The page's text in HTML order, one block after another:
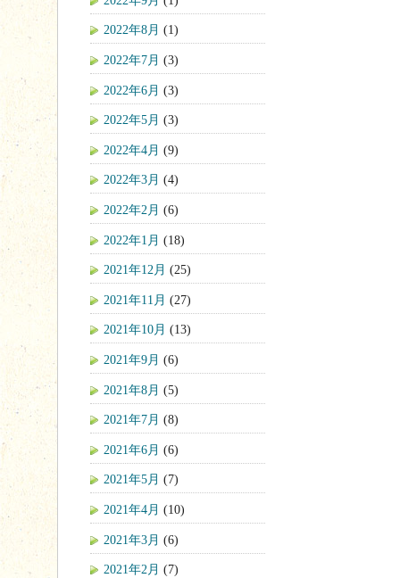
2022年8月 (1)
2022年7月 (3)
2022年6月 (3)
2022年5月 (3)
2022年4月 (9)
2022年3月 (4)
2022年2月 (6)
2022年1月 (18)
2021年12月 (25)
2021年11月 (27)
2021年10月 (13)
2021年9月 (6)
2021年8月 (5)
2021年7月 (8)
2021年6月 (6)
2021年5月 (7)
2021年4月 (10)
2021年3月 (6)
2021年2月 (7)